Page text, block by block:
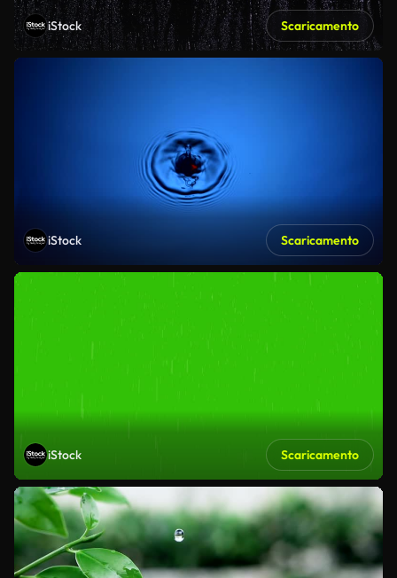
iStock Scaricamento
iStock Scaricamento
iStock Scaricamento